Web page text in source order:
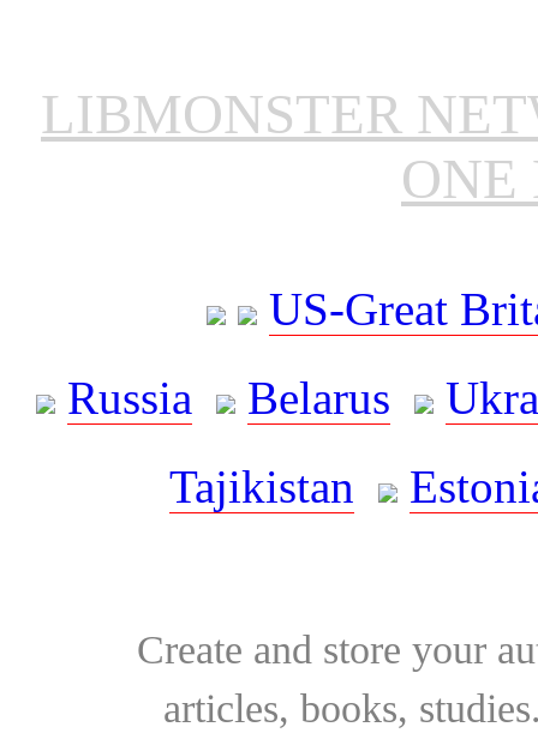
LIBMONSTER
ONE
US-Great
Russia
Belarus
Tajikistan
Create and store your
articles, books,